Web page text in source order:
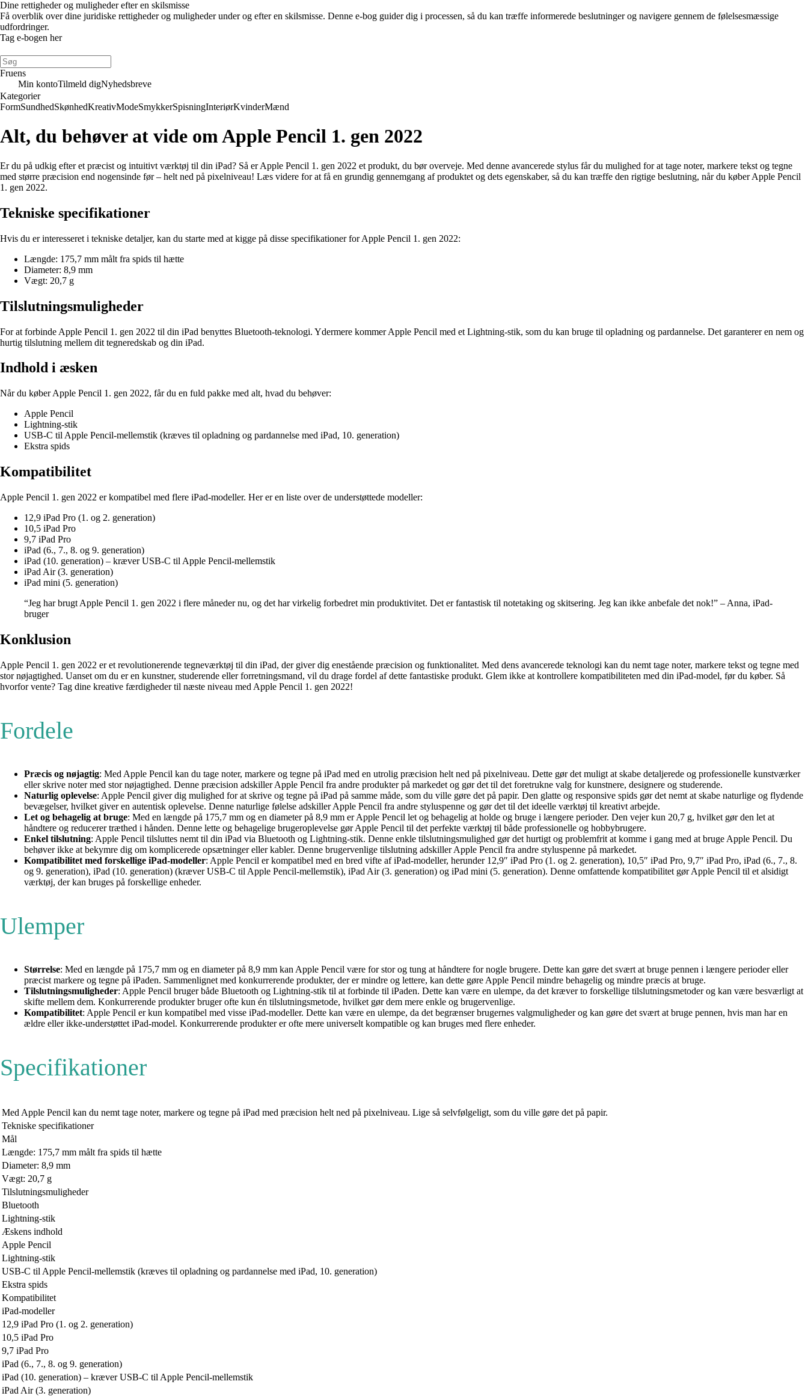
Dine rettigheder og muligheder efter en skilsmisse
Få overblik over dine juridiske rettigheder og muligheder under og efter en skilsmisse. Denne e-bog guider dig i processen, så du kan træffe informerede beslutninger og navigere gennem de følelsesmæssige
udfordringer.
Tag e-bogen her
Fruens
Min kontoTilmeld digNyhedsbreve
Kategorier
FormSundhedSkønhedKreativModeSmykkerSpisningInteriørKvinderMænd
Alt, du behøver at vide om Apple Pencil 1. gen 2022
Er du på udkig efter et præcist og intuitivt værktøj til din iPad? Så er Apple Pencil 1. gen 2022 et produkt, du bør overveje. Med denne avancerede stylus får du mulighed for at tage noter, markere tekst og tegne
med større præcision end nogensinde før – helt ned på pixelniveau! Læs videre for at få en grundig gennemgang af produktet og dets egenskaber, så du kan træffe den rigtige beslutning, når du køber Apple Pencil
1. gen 2022.
Tekniske specifikationer
Hvis du er interesseret i tekniske detaljer, kan du starte med at kigge på disse specifikationer for Apple Pencil 1. gen 2022:
Længde: 175,7 mm målt fra spids til hætte
Diameter: 8,9 mm
Vægt: 20,7 g
Tilslutningsmuligheder
For at forbinde Apple Pencil 1. gen 2022 til din iPad benyttes Bluetooth-teknologi. Ydermere kommer Apple Pencil med et Lightning-stik, som du kan bruge til opladning og pardannelse. Det garanterer en nem og
hurtig tilslutning mellem dit tegneredskab og din iPad.
Indhold i æsken
Når du køber Apple Pencil 1. gen 2022, får du en fuld pakke med alt, hvad du behøver:
Apple Pencil
Lightning-stik
USB-C til Apple Pencil-mellemstik (kræves til opladning og pardannelse med iPad, 10. generation)
Ekstra spids
Kompatibilitet
Apple Pencil 1. gen 2022 er kompatibel med flere iPad-modeller. Her er en liste over de understøttede modeller:
12,9 iPad Pro (1. og 2. generation)
10,5 iPad Pro
9,7 iPad Pro
iPad (6., 7., 8. og 9. generation)
iPad (10. generation) – kræver USB-C til Apple Pencil-mellemstik
iPad Air (3. generation)
iPad mini (5. generation)
“Jeg har brugt Apple Pencil 1. gen 2022 i flere måneder nu, og det har virkelig forbedret min produktivitet. Det er fantastisk til notetaking og skitsering. Jeg kan ikke anbefale det nok!” – Anna, iPad-
bruger
Konklusion
Apple Pencil 1. gen 2022 er et revolutionerende tegneværktøj til din iPad, der giver dig enestående præcision og funktionalitet. Med dens avancerede teknologi kan du nemt tage noter, markere tekst og tegne med
stor nøjagtighed. Uanset om du er en kunstner, studerende eller forretningsmand, vil du drage fordel af dette fantastiske produkt. Glem ikke at kontrollere kompatibiliteten med din iPad-model, før du køber. Så
hvorfor vente? Tag dine kreative færdigheder til næste niveau med Apple Pencil 1. gen 2022!
Fordele
Præcis og nøjagtig: Med Apple Pencil kan du tage noter, markere og tegne på iPad med en utrolig præcision helt ned på pixelniveau. Dette gør det muligt at skabe detaljerede og professionelle kunstværker
eller skrive noter med stor nøjagtighed. Denne præcision adskiller Apple Pencil fra andre produkter på markedet og gør det til det foretrukne valg for kunstnere, designere og studerende.
Naturlig oplevelse: Apple Pencil giver dig mulighed for at skrive og tegne på iPad på samme måde, som du ville gøre det på papir. Den glatte og responsive spids gør det nemt at skabe naturlige og flydende
bevægelser, hvilket giver en autentisk oplevelse. Denne naturlige følelse adskiller Apple Pencil fra andre styluspenne og gør det til det ideelle værktøj til kreativt arbejde.
Let og behagelig at bruge: Med en længde på 175,7 mm og en diameter på 8,9 mm er Apple Pencil let og behagelig at holde og bruge i længere perioder. Den vejer kun 20,7 g, hvilket gør den let at
håndtere og reducerer træthed i hånden. Denne lette og behagelige brugeroplevelse gør Apple Pencil til det perfekte værktøj til både professionelle og hobbybrugere.
Enkel tilslutning: Apple Pencil tilsluttes nemt til din iPad via Bluetooth og Lightning-stik. Denne enkle tilslutningsmulighed gør det hurtigt og problemfrit at komme i gang med at bruge Apple Pencil. Du
behøver ikke at bekymre dig om komplicerede opsætninger eller kabler. Denne brugervenlige tilslutning adskiller Apple Pencil fra andre styluspenne på markedet.
Kompatibilitet med forskellige iPad-modeller: Apple Pencil er kompatibel med en bred vifte af iPad-modeller, herunder 12,9″ iPad Pro (1. og 2. generation), 10,5″ iPad Pro, 9,7″ iPad Pro, iPad (6., 7., 8.
og 9. generation), iPad (10. generation) (kræver USB-C til Apple Pencil-mellemstik), iPad Air (3. generation) og iPad mini (5. generation). Denne omfattende kompatibilitet gør Apple Pencil til et alsidigt
værktøj, der kan bruges på forskellige enheder.
Ulemper
Størrelse: Med en længde på 175,7 mm og en diameter på 8,9 mm kan Apple Pencil være for stor og tung at håndtere for nogle brugere. Dette kan gøre det svært at bruge pennen i længere perioder eller
præcist markere og tegne på iPaden. Sammenlignet med konkurrerende produkter, der er mindre og lettere, kan dette gøre Apple Pencil mindre behagelig og mindre præcis at bruge.
Tilslutningsmuligheder: Apple Pencil bruger både Bluetooth og Lightning-stik til at forbinde til iPaden. Dette kan være en ulempe, da det kræver to forskellige tilslutningsmetoder og kan være besværligt at
skifte mellem dem. Konkurrerende produkter bruger ofte kun én tilslutningsmetode, hvilket gør dem mere enkle og brugervenlige.
Kompatibilitet: Apple Pencil er kun kompatibel med visse iPad-modeller. Dette kan være en ulempe, da det begrænser brugernes valgmuligheder og kan gøre det svært at bruge pennen, hvis man har en
ældre eller ikke-understøttet iPad-model. Konkurrerende produkter er ofte mere universelt kompatible og kan bruges med flere enheder.
Specifikationer
Med Apple Pencil kan du nemt tage noter, markere og tegne på iPad med præcision helt ned på pixelniveau. Lige så selvfølgeligt, som du ville gøre det på papir.
Tekniske specifikationer
Mål
Længde: 175,7 mm målt fra spids til hætte
Diameter: 8,9 mm
Vægt: 20,7 g
Tilslutningsmuligheder
Bluetooth
Lightning-stik
Æskens indhold
Apple Pencil
Lightning-stik
USB-C til Apple Pencil-mellemstik (kræves til opladning og pardannelse med iPad, 10. generation)
Ekstra spids
Kompatibilitet
iPad-modeller
12,9 iPad Pro (1. og 2. generation)
10,5 iPad Pro
9,7 iPad Pro
iPad (6., 7., 8. og 9. generation)
iPad (10. generation) – kræver USB-C til Apple Pencil-mellemstik
iPad Air (3. generation)